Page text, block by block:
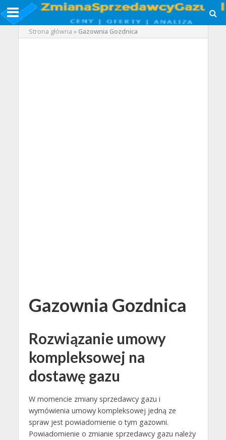
Strona główna »Gazownia Gozdnica
Gazownia Gozdnica
Rozwiązanie umowy
kompleksowej na
dostawę gazu
W momencie zmiany sprzedawcy gazu i
wymówienia umowy kompleksowej jedną ze
spraw jest powiadomienie o tym gazowni.
Powiadomienie o zmianie sprzedawcy gazu należy